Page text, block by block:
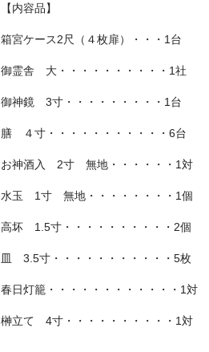
【内容品】
箱宮ケース2尺（４枚扉）・・・1台
御霊舎 大・・・・・・・・・・1社
御神鏡 3寸・・・・・・・・・1台
膳 ４寸・・・・・・・・・・・6台
お神酒入 2寸 無地・・・・・・1対
水玉 1寸 無地・・・・・・・・1個
高坏 1.5寸・・・・・・・・・・2個
皿 3.5寸・・・・・・・・・・・5枚
春日灯籠・・・・・・・・・・・・1対
榊立て 4寸・・・・・・・・・・1対